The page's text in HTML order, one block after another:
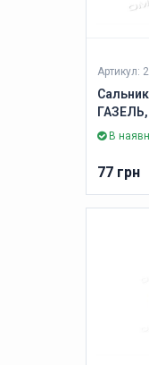
Артикул:
ГАЗЕЛЬ,
В
77 грн